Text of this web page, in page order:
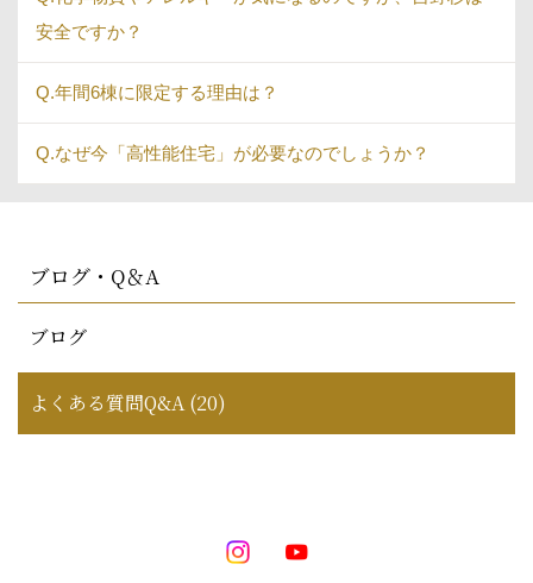
安全ですか？
Q.年間6棟に限定する理由は？
Q.なぜ今「高性能住宅」が必要なのでしょうか？
ブログ・Q＆A
ブログ
よくある質問Q&A (20)